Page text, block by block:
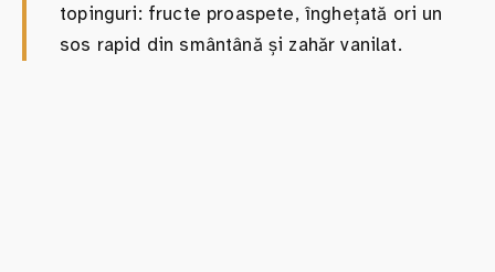
topinguri: fructe proaspete, înghețată ori un
sos rapid din smântână și zahăr vanilat.